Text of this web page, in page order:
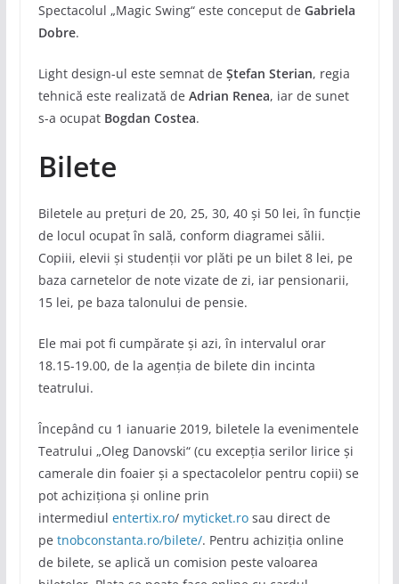
Spectacolul „Magic Swing“ este conceput de Gabriela
Dobre.
Light design-ul este semnat de Ștefan Sterian, regia
tehnică este realizată de Adrian Renea, iar de sunet
s-a ocupat Bogdan Costea.
Bilete
Biletele au preţuri de 20, 25, 30, 40 și 50 lei, în funcţie
de locul ocupat în sală, conform diagramei sălii.
Copiii, elevii și studenții vor plăti pe un bilet 8 lei, pe
baza carnetelor de note vizate de zi, iar pensionarii,
15 lei, pe baza talonului de pensie.
Ele mai pot fi cumpărate și azi, în intervalul orar
18.15-19.00, de la agenția de bilete din incinta
teatrului.
Începând cu 1 ianuarie 2019, biletele la evenimentele
Teatrului „Oleg Danovski“ (cu excepția serilor lirice și
camerale din foaier și a spectacolelor pentru copii) se
pot achiziționa și online prin
intermediul entertix.ro/ myticket.rosau direct de
pe tnobconstanta.ro/bilete/. Pentru achiziția online
de bilete, se aplică un comision peste valoarea